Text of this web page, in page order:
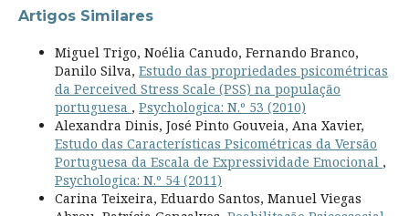
Artigos Similares
Miguel Trigo, Noélia Canudo, Fernando Branco,
Danilo Silva, Estudo das propriedades psicométricas
da Perceived Stress Scale (PSS) na população
portuguesa , Psychologica: N.º 53 (2010)
Alexandra Dinis, José Pinto Gouveia, Ana Xavier,
Estudo das Características Psicométricas da Versão
Portuguesa da Escala de Expressividade Emocional ,
Psychologica: N.º 54 (2011)
Carina Teixeira, Eduardo Santos, Manuel Viegas